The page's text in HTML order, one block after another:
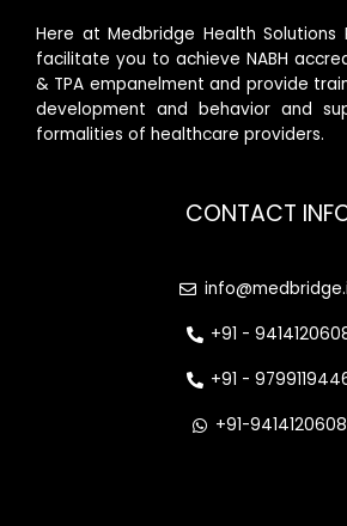
Here at Medbridge Health Solutions
facilitate you to achieve NABH
& TPA empanelment and provide
development and behavior and
formalities of healthcare providers.
CONTACT
+91 -
+91 -
+91-9414120608